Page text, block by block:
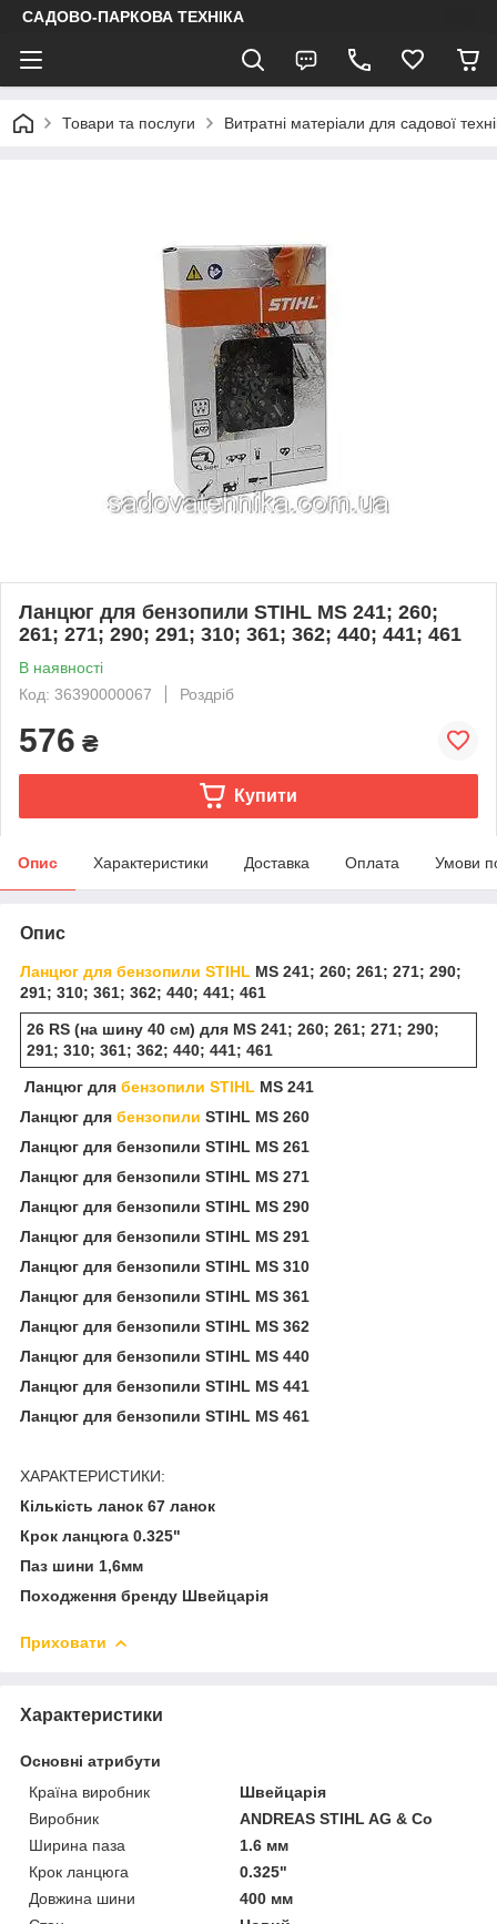
САДОВО-ПАРКОВА ТЕХНІКА
Товари та послуги Витратні матеріали для садової
Ланцюг для бензопили STIHL MS 241; 260;
261; 271; 290; 291; 310; 361; 362; 440; 441; 461
В наявності
Код: 36390000067
Роздріб
576 ₴
Купити
Опис Характеристики Доставка Оплата Умови
Опис
Ланцюг для бензопили STIHL MS 241; 260; 261; 271; 290;
291; 310; 361; 362; 440; 441; 461
26 RS (на шину 40 см) для MS 241; 260; 261; 271; 290;
291; 310; 361; 362; 440; 441; 461
Ланцюг для бензопили STIHL MS 241
Ланцюг для бензопили STIHL MS 260
Ланцюг для бензопили STIHL MS 261
Ланцюг для бензопили STIHL MS 271
Ланцюг для бензопили STIHL MS 290
Ланцюг для бензопили STIHL MS 291
Ланцюг для бензопили STIHL MS 310
Ланцюг для бензопили STIHL MS 361
Ланцюг для бензопили STIHL MS 362
Ланцюг для бензопили STIHL MS 440
Ланцюг для бензопили STIHL MS 441
Ланцюг для бензопили STIHL MS 461
ХАРАКТЕРИСТИКИ:
Кількість ланок 67 ланок
Крок ланцюга 0.325"
Паз шини 1,6мм
Походження бренду Швейцарія
Приховати
Характеристики
Основні атрибути
Країна виробник
Швейцарія
Виробник
ANDREAS STIHL AG & Co
Ширина паза
1.6 мм
Крок ланцюга
0.325"
Довжина шини
400 мм